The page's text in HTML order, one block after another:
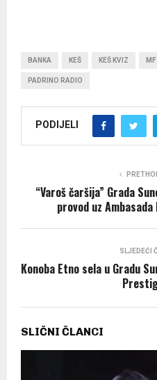
BANKA KEŠ KEŠ KVIZ
PADRINO RADIO
PODIJELI
“Varoš čaršija” Grada
provod uz
SLJEDEĆI
Konoba Etno sela u Gradu
SLIČNI ČLANCI